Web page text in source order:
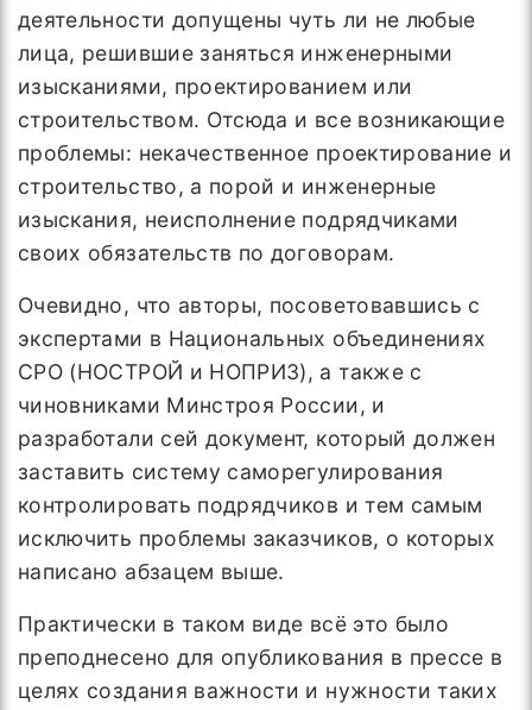
деятельности допущены чуть ли не любые
лица, решившие заняться инженерными
изысканиями, проектированием или
строительством. Отсюда и все возникающие
проблемы: некачественное проектирование и
строительство, а порой и инженерные
изыскания, неисполнение подрядчиками
своих обязательств по договорам.
Очевидно, что авторы, посоветовавшись с
экспертами в Национальных объединениях
СРО (НОСТРОЙ и НОПРИЗ), а также с
чиновниками Минстроя России, и
разработали сей документ, который должен
заставить систему саморегулирования
контролировать подрядчиков и тем самым
исключить проблемы заказчиков, о которых
написано абзацем выше.
Практически в таком виде всё это было
преподнесено для опубликования в прессе в
целях создания важности и нужности таких